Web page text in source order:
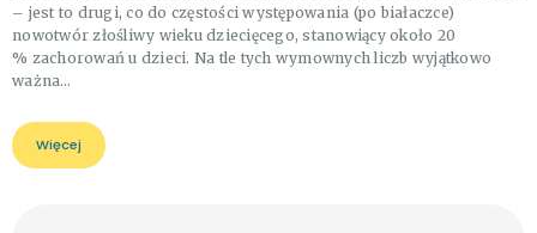
– jest to drugi, co do częstości występowania (po białaczce)
nowotwór złośliwy wieku dziecięcego, stanowiący około 20
% zachorowań u dzieci. Na tle tych wymownych liczb wyjątkowo
ważna…
Więcej